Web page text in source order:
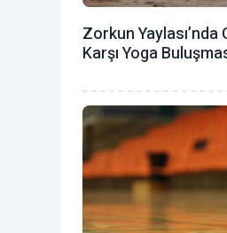
Zorkun Yaylası’nda
Karşı Yoga